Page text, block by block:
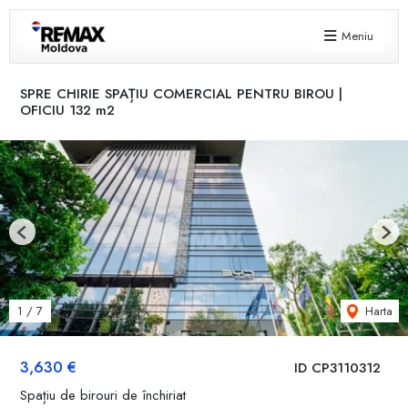
Meniu
SPRE CHIRIE SPAȚIU COMERCIAL PENTRU BIROU |
OFICIU 132 m2
ID CP3110312
3,630 €
Spațiu de birouri de închiriat
1 / 7 Harta
Previous Next